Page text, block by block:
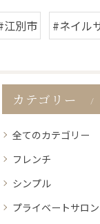
江別市 #ネイル
カテゴリー
全てのカテゴリー
フレンチ
シンプル
プライベートサロン